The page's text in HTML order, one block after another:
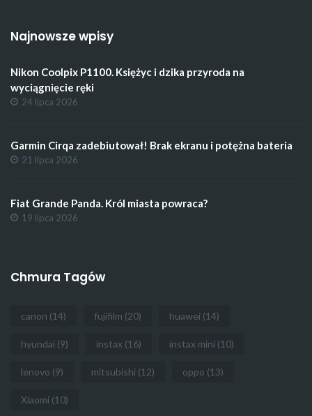
Najnowsze wpisy
Nikon Coolpix P1100. Księżyc i dzika przyroda na
wyciągnięcie ręki
24 lipca 2026
Garmin Cirqa zadebiutował! Brak ekranu i potężna bateria
21 lipca 2026
Fiat Grande Panda. Król miasta powraca?
19 lipca 2026
Chmura Tagów
canon (14) fujifilm (20) huawei (14)
hyundai (9) instax (16) instax mini (10)
lenovo (9) mitsubishi (12) oppo (13)
Xiaomi (10)